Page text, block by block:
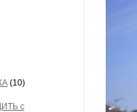
(10)
с